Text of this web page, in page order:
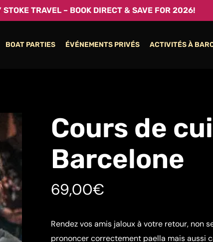
TRAVEL – BOOK DIRECT & SAVE FOR 2026!
BOAT PARTIES ÉVÉNEMENTS PRIVÉS ACTIVITÉS À
Cours de
Barcelone
69,00€
Rendez vos amis jaloux à votre retour, non
prononcer correctement paella mais aussi